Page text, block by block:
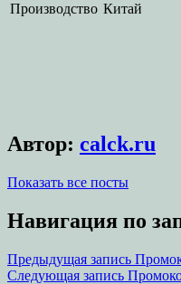
Производство Китай
Автор: calck.ru
Показать все посты
Навигация по
Предыдущая запись
Следующая запись